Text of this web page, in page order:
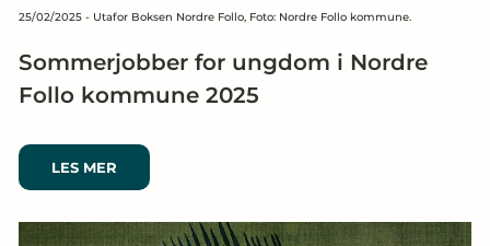
25/02/2025 - Utafor Boksen Nordre Follo, Foto: Nordre Follo kommune.
Sommerjobber for ungdom i Nordre
Follo kommune 2025
LES MER